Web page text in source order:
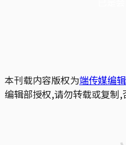
本刊载内容版权为端传媒编
编辑部授权,请勿转载或复制,